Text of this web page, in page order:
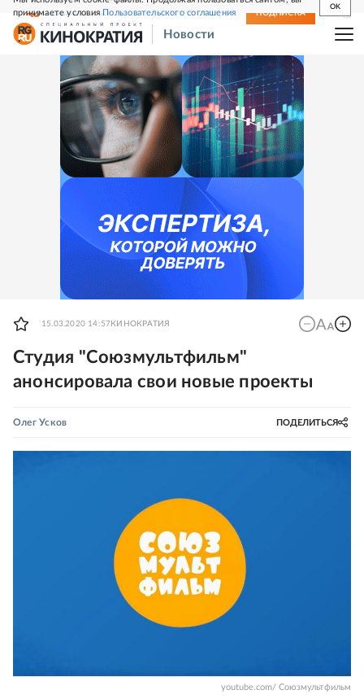
принимаете условияПользовательского соглашения
OK
СВЕЖИЙ НОМЕР ПОДПИСКА
Новости
15.03.2020 14:57 КИНОКРАТИЯ
Студия "Союзмультфильм"
анонсировала свои новые проекты
Олег Усков ПОДЕЛИТЬСЯ
youtube.com/ Союзмультфильм